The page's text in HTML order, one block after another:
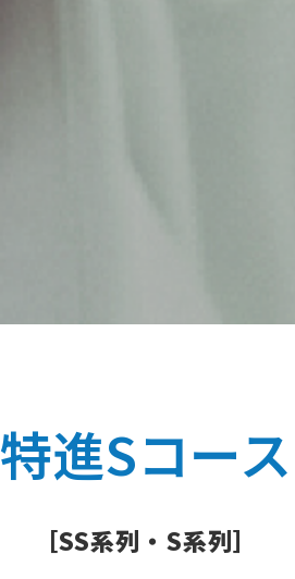
特進Sコース
［SS系列・S系列］